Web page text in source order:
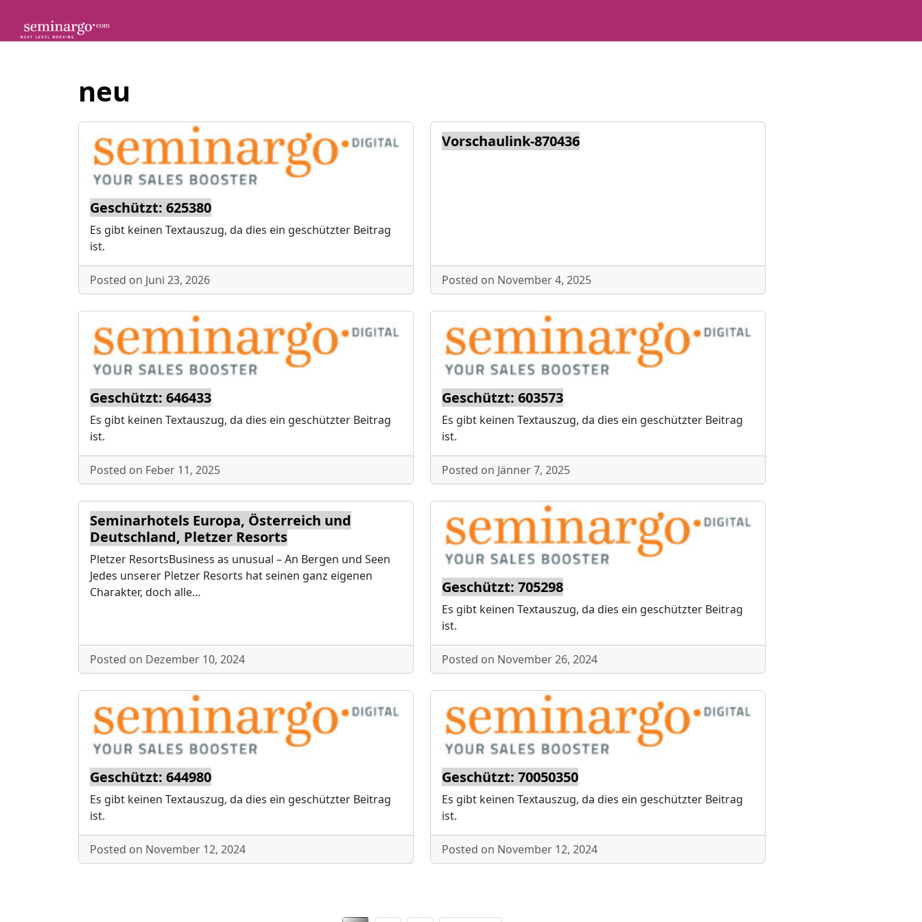
content
neu
Geschützt: 625380
Es gibt keinen Textauszug, da dies ein geschützter Beitrag
ist.
Posted on Juni 23, 2026
Vorschaulink-870436
Posted on November 4, 2025
Geschützt: 646433
Es gibt keinen Textauszug, da dies ein geschützter Beitrag
ist.
Posted on Feber 11, 2025
Geschützt: 603573
Es gibt keinen Textauszug, da dies ein geschützter Beitrag
ist.
Posted on Jänner 7, 2025
Seminarhotels Europa, Österreich und
Deutschland, Pletzer Resorts
Pletzer ResortsBusiness as unusual – An Bergen und Seen
Jedes unserer Pletzer Resorts hat seinen ganz eigenen
Charakter, doch alle…
Posted on Dezember 10, 2024
Geschützt: 705298
Es gibt keinen Textauszug, da dies ein geschützter Beitrag
ist.
Posted on November 26, 2024
Geschützt: 644980
Es gibt keinen Textauszug, da dies ein geschützter Beitrag
ist.
Posted on November 12, 2024
Geschützt: 70050350
Es gibt keinen Textauszug, da dies ein geschützter Beitrag
ist.
Posted on November 12, 2024